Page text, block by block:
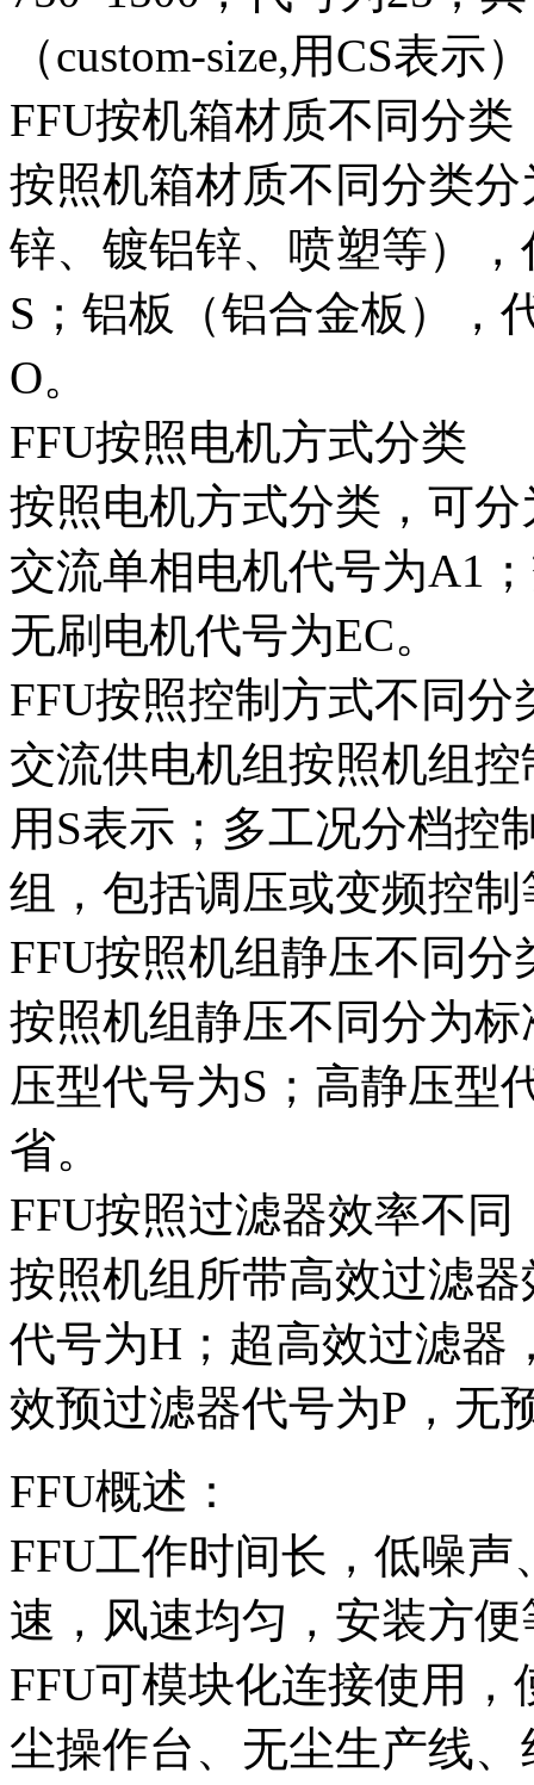
（custom-size,用CS表示
FFU按机箱材质不同分类
按照机箱材质不同分类
锌、镀铝锌、喷塑等）
S；铝板（铝合金板），
O。
FFU按照电机方式分类
按照电机方式分类，可
交流单相电机代号为A1
无刷电机代号为EC。
FFU按照控制方式不同分
交流供电机组按照机组
用S表示；多工况分档控
组，包括调压或变频控
FFU按照机组静压不同分
按照机组静压不同分为
压型代号为S；高静压型
省。
FFU按照过滤器效率不同
按照机组所带高效过滤
代号为H；超高效过滤器
效预过滤器代号为P，无
FFU概述：
FFU工作时间长，低噪
速，风速均匀，安装方便
FFU可模块化连接使用
尘操作台、无尘生产线